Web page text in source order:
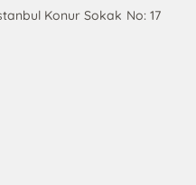
Konur Sokak No: 17